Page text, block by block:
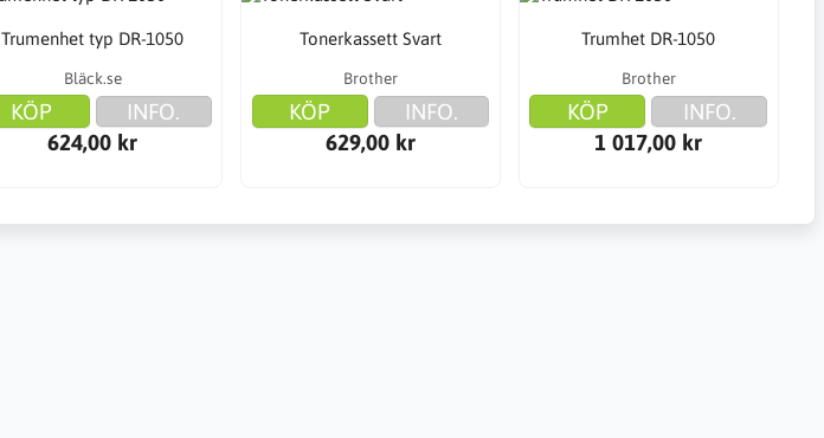
Trumenhet typ DR-1050
Bläck.se
KÖP
INFO.
624,00 kr
Tonerkassett Svart
Brother
KÖP
INFO.
629,00 kr
Trumhet DR-1050
Brother
KÖP
INFO.
1 017,00 kr